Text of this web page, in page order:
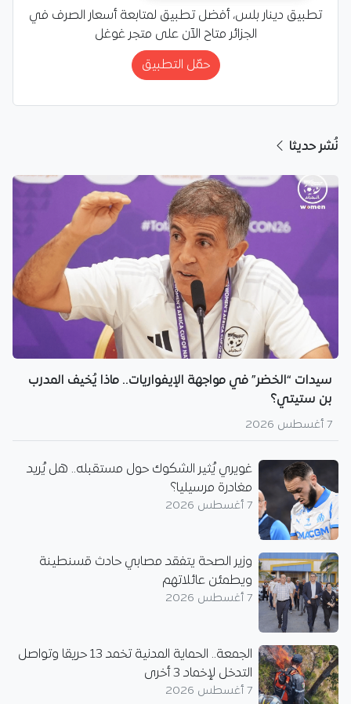
تطبيق دينار بلس، أفضل تطبيق لمتابعة أسعار الصرف في
الجزائر متاح الآن على متجر غوغل
حمّل التطبيق
نُشر حديثا
سيدات “الخضر” في مواجهة الإيفواريات.. ماذا يُخيف المدرب
بن ستيتي؟
7 أغسطس 2026
غويري يُثير الشكوك حول مستقبله.. هل يُريد
مغادرة مرسيليا؟
7 أغسطس 2026
وزير الصحة يتفقد مصابي حادث قسنطينة
ويطمئن عائلاتهم
7 أغسطس 2026
الجمعة.. الحماية المدنية تخمد 13 حريقا وتواصل
التدخل لإخماد 3 أخرى
7 أغسطس 2026